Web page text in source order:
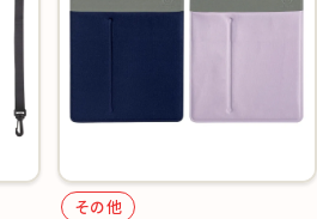
その他